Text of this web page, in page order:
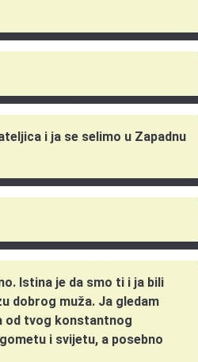
i ja se selimo u Zapadnu
Istina je da smo ti i ja bili
dobrog muža. Ja gledam
od tvog konstantnog
i svijetu, a posebno